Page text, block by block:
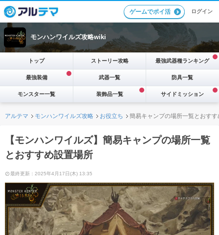
ゲームでポイ活 ログイン
モンハンワイルズ攻略wiki
トップ ストーリー攻略 最強武器種ランキング
最強装備 武器一覧 防具一覧
モンスター一覧 装飾品一覧 サイドミッション
アルテマ モンハンワイルズ攻略 お役立ち 簡易キャンプの場所一覧とおす
【モンハンワイルズ】簡易キャンプの場所一覧
とおすすめ設置場所
最終更新：2025年4月17日(木) 13:35